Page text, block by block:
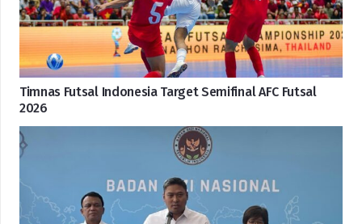
Timnas Futsal Indonesia Target Semifinal AFC Futsal
2026